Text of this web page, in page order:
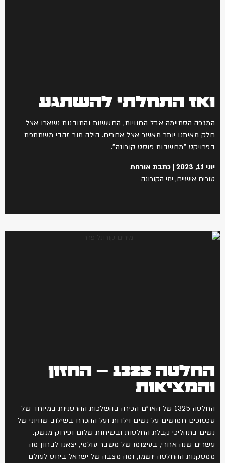
ואז התחלתי להשתגע
המגפה הסתיימה אבל החוויות, החששות והתובנות נשארו אצל
חלק מאיתנו יותר מאשר אצל אחרים. הילה מור זהבי משתתפת
בפרויקט "מחשבות פוסט קורונה".
יוני 11, 2023
כתבת אורחת
טורים אישיים, ימי הקורונה
החלטה 1325 – החזון
והמציאות
החלטה 1325 של האו"ם הכירה בהשלכות ההרסניות במיוחד של
סכסוכים חמושים על נשים וילדות ועל ההכרח בשילוב שוויוני של
נשים בתהליכי קבלת החלטות ובשיחות שלום ופירוק מנשק.
עשרים שנה אחרי, בעיצומו של משבר עולמי, יצאנו לבחון מה
ממסקנות ההחלטה יושמו, ומה מצבה של ישראל ביחס לעולם